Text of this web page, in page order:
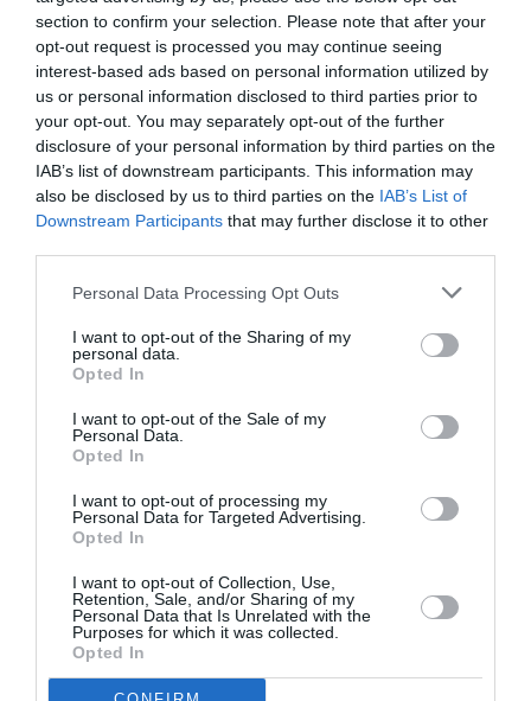
section to confirm your selection. Please note that after your
opt-out request is processed you may continue seeing
interest-based ads based on personal information utilized by
us or personal information disclosed to third parties prior to
your opt-out. You may separately opt-out of the further
disclosure of your personal information by third parties on the
IAB’s list of downstream participants. This information may
also be disclosed by us to third parties on the IAB’s List of
Downstream Participants that may further disclose it to other
Personal Data Processing Opt Outs
I want to opt-out of the Sharing of my
personal data.
Opted In
I want to opt-out of the Sale of my
Personal Data.
Opted In
I want to opt-out of processing my
Personal Data for Targeted Advertising.
Opted In
I want to opt-out of Collection, Use,
Retention, Sale, and/or Sharing of my
Personal Data that Is Unrelated with the
Purposes for which it was collected.
Opted In
RÉPONDRE
Filoustylea commenté :
7 août 2017 - 14 h 43 min
Niveau silence l’A350 est bien mieux en tout cas et de loin
tout comme l’A380 face au 747-8 donc à choisir……je volerai
silencieux.
RÉPONDRE
Jeana commenté :
7 août 2017 - 15 h 27 min
Merci David, j’avais bien saisi dès la première fois. Ce qui
signifie toujours rien. Une compagnie se moque totalement
de l’avis et opinions de forumeurs.
Si les forumeurs agissent vis à vis de la compagnie
nationale comme le pouvoir dans les années 90 en
que ce n’était déjà pas une priorité pour la